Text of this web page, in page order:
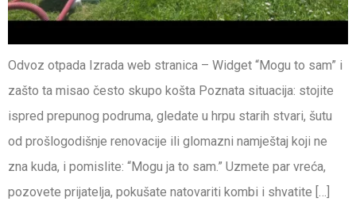
Odvoz otpada Izrada web stranica – Widget “Mogu to sam” i
zašto ta misao često skupo košta Poznata situacija: stojite
ispred prepunog podruma, gledate u hrpu starih stvari, šutu
od prošlogodišnje renovacije ili glomazni namještaj koji ne
zna kuda, i pomislite: “Mogu ja to sam.” Uzmete par vreća,
pozovete prijatelja, pokušate natovariti kombi i shvatite […]